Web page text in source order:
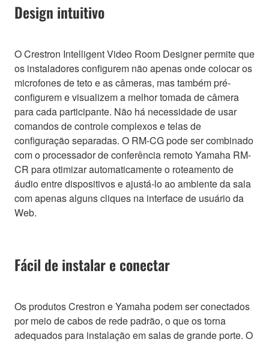
Design intuitivo
O Crestron Intelligent Video Room Designer permite que
os instaladores configurem não apenas onde colocar os
microfones de teto e as câmeras, mas também pré-
configurem e visualizem a melhor tomada de câmera
para cada participante. Não há necessidade de usar
comandos de controle complexos e telas de
configuração separadas. O RM-CG pode ser combinado
com o processador de conferência remoto Yamaha RM-
CR para otimizar automaticamente o roteamento de
áudio entre dispositivos e ajustá-lo ao ambiente da sala
com apenas alguns cliques na interface de usuário da
Web.
Fácil de instalar e conectar
Os produtos Crestron e Yamaha podem ser conectados
por meio de cabos de rede padrão, o que os torna
adequados para instalação em salas de grande porte. O